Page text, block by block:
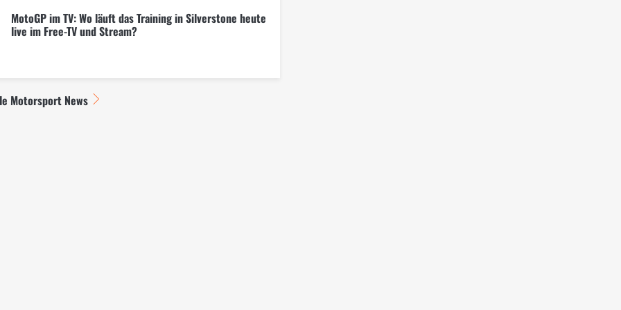
MotoGP im TV: Wo läuft das Training in Silverstone heute
live im Free-TV und Stream?
Motorsport News